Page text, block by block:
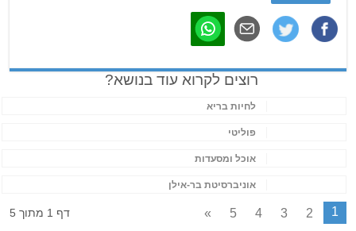
רוצים לקרוא עוד בנושא?
לחיות בריא
פוליטי
אוכל ומסעדות
אוניברסיטת בר-אילן
דף 1 מתוך 5 1
2
3
4
5
»